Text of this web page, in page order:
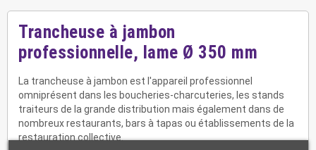
Trancheuse à jambon
professionnelle, lame Ø 350 mm
La trancheuse à jambon est l'appareil professionnel
omniprésent dans les boucheries-charcuteries, les stands
traiteurs de la grande distribution mais également dans de
nombreux restaurants, bars à tapas ou établissements de la
restauration collective.